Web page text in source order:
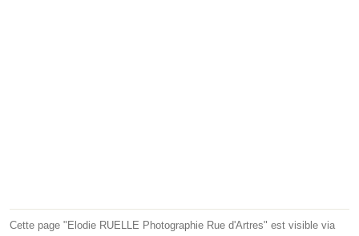
Cette page "Elodie RUELLE Photographie Rue d'Artres" est visible via